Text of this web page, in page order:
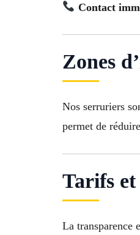
Contact
Zones
Nos serruriers
permet de
Tarifs
La transparence